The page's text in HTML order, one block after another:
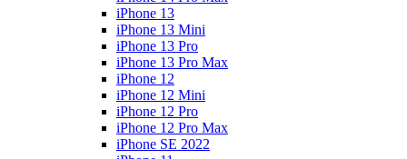
iPhone 13
iPhone 13 Mini
iPhone 13 Pro
iPhone 13 Pro Max
iPhone 12
iPhone 12 Mini
iPhone 12 Pro
iPhone 12 Pro Max
iPhone SE 2022